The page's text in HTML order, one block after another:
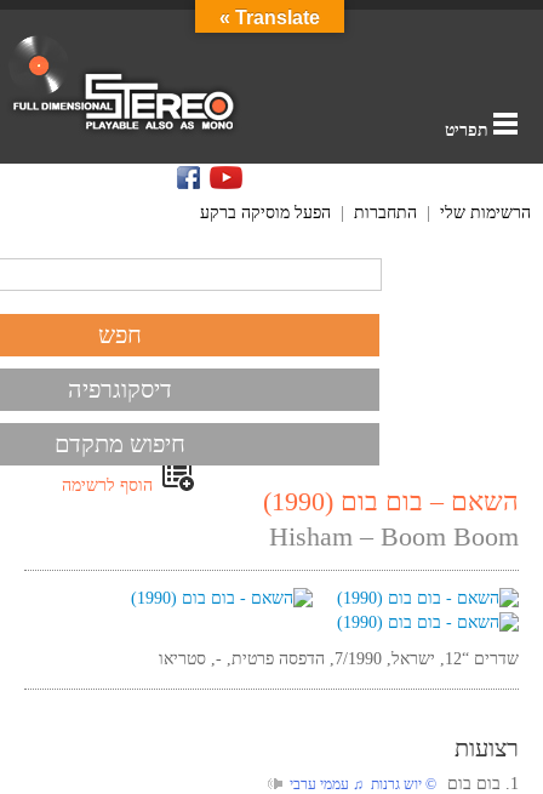
תפריט
הרשימות שלי התחברות הפעל מוסיקה ברקע
דיסקוגרפיה
חיפוש מתקדם
הוסף לרשימה
השאם – בום בום (1990)
Hisham – Boom Boom
שדרים “12, ישראל, 7/1990, הדפסה פרטית, -, סטריאו
רצועות
1. בום בום © יוש גרנות ♫ עממי ערבי
Translate »